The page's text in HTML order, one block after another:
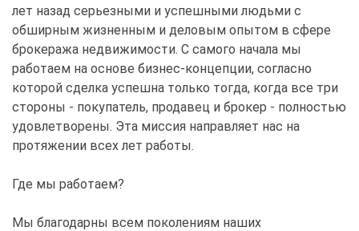
лет назад серьезными и успешными людьми с
обширным жизненным и деловым опытом в сфере
брокеража недвижимости. С самого начала мы
работаем на основе бизнес-концепции, согласно
которой сделка успешна только тогда, когда все три
стороны - покупатель, продавец и брокер - полностью
удовлетворены. Эта миссия направляет нас на
протяжении всех лет работы.
Где мы работаем?
Мы благодарны всем поколениям наших